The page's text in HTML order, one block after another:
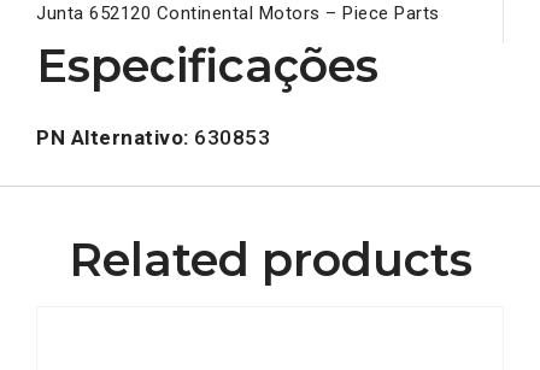
Junta 652120 Continental Motors – Piece Parts
Especificações
PN Alternativo: 630853
Related products